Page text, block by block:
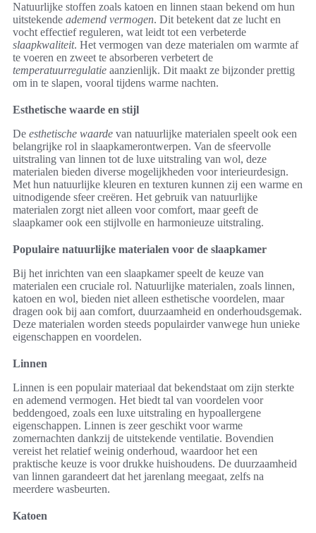
Natuurlijke stoffen zoals katoen en linnen staan bekend om hun
uitstekende ademend vermogen. Dit betekent dat ze lucht en
vocht effectief reguleren, wat leidt tot een verbeterde
slaapkwaliteit. Het vermogen van deze materialen om warmte af
te voeren en zweet te absorberen verbetert de
temperatuurregulatie aanzienlijk. Dit maakt ze bijzonder prettig
om in te slapen, vooral tijdens warme nachten.
Esthetische waarde en stijl
De esthetische waarde van natuurlijke materialen speelt ook een
belangrijke rol in slaapkamerontwerpen. Van de sfeervolle
uitstraling van linnen tot de luxe uitstraling van wol, deze
materialen bieden diverse mogelijkheden voor interieurdesign.
Met hun natuurlijke kleuren en texturen kunnen zij een warme en
uitnodigende sfeer creëren. Het gebruik van natuurlijke
materialen zorgt niet alleen voor comfort, maar geeft de
slaapkamer ook een stijlvolle en harmonieuze uitstraling.
Populaire natuurlijke materialen voor de slaapkamer
Bij het inrichten van een slaapkamer speelt de keuze van
materialen een cruciale rol. Natuurlijke materialen, zoals linnen,
katoen en wol, bieden niet alleen esthetische voordelen, maar
dragen ook bij aan comfort, duurzaamheid en onderhoudsgemak.
Deze materialen worden steeds populairder vanwege hun unieke
eigenschappen en voordelen.
Linnen
Linnen is een populair materiaal dat bekendstaat om zijn sterkte
en ademend vermogen. Het biedt tal van voordelen voor
beddengoed, zoals een luxe uitstraling en hypoallergene
eigenschappen. Linnen is zeer geschikt voor warme
zomernachten dankzij de uitstekende ventilatie. Bovendien
vereist het relatief weinig onderhoud, waardoor het een
praktische keuze is voor drukke huishoudens. De duurzaamheid
van linnen garandeert dat het jarenlang meegaat, zelfs na
meerdere wasbeurten.
Katoen